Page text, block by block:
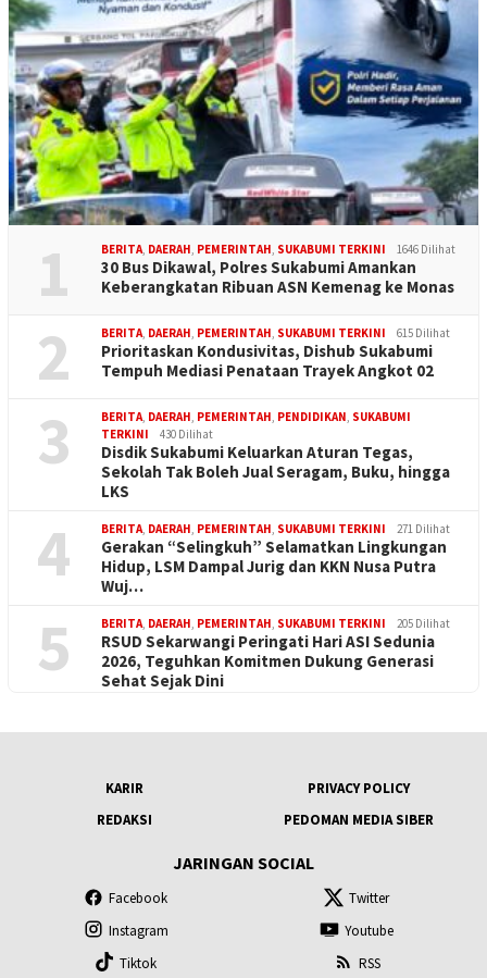
1 BERITA, DAERAH, PEMERINTAH, SUKABUMI TERKINI 1646 Dilihat
30 Bus Dikawal, Polres Sukabumi Amankan
Keberangkatan Ribuan ASN Kemenag ke Monas
2 BERITA, DAERAH, PEMERINTAH, SUKABUMI TERKINI 615 Dilihat
Prioritaskan Kondusivitas, Dishub Sukabumi
Tempuh Mediasi Penataan Trayek Angkot 02
3 BERITA, DAERAH, PEMERINTAH, PENDIDIKAN, SUKABUMI
TERKINI
430 Dilihat
Disdik Sukabumi Keluarkan Aturan Tegas,
Sekolah Tak Boleh Jual Seragam, Buku, hingga
LKS
4 BERITA, DAERAH, PEMERINTAH, SUKABUMI TERKINI 271 Dilihat
Gerakan “Selingkuh” Selamatkan Lingkungan
Hidup, LSM Dampal Jurig dan KKN Nusa Putra
Wuj…
5 BERITA, DAERAH, PEMERINTAH, SUKABUMI TERKINI 205 Dilihat
RSUD Sekarwangi Peringati Hari ASI Sedunia
2026, Teguhkan Komitmen Dukung Generasi
Sehat Sejak Dini
KARIR
PRIVACY POLICY
REDAKSI
PEDOMAN MEDIA SIBER
JARINGAN SOCIAL
Facebook
Twitter
Instagram
Youtube
Tiktok
RSS